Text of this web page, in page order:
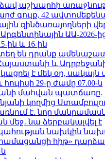
աշխարհի
գույք, 42
զինծառայողների
ԱԱ-2026-
ին և 16-ին
են դրանք
և
է մեկ օր, սակայն
հուլիսի 29-ը ժամը 07.00-ն
մահվան
կողմից
է. նոր
նա ձերբակալվել է
նախկին
հիթ»